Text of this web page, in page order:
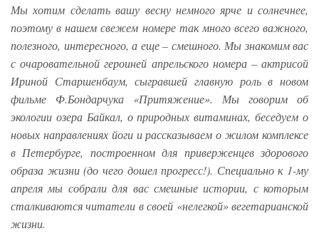
Мы хотим сделать вашу весну немного ярче и солнечнее,
поэтому в нашем свежем номере так много всего важного,
полезного, интересного, а еще – смешного. Мы знакомим вас
с очаровательной героиней апрельского номера – актрисой
Ириной Старшенбаум, сыгравшей главную роль в новом
фильме Ф.Бондарчука «Притяжение». Мы говорим об
экологии озера Байкал, о природных витаминах, беседуем о
новых направлениях йоги и рассказываем о жилом комплексе
в Петербурге, построенном для приверженцев здорового
образа жизни (до чего дошел прогресс!). Специально к 1-му
апреля мы собрали для вас смешные истории, с которым
сталкиваются читатели в своей «нелегкой» вегетарианской
жизни.